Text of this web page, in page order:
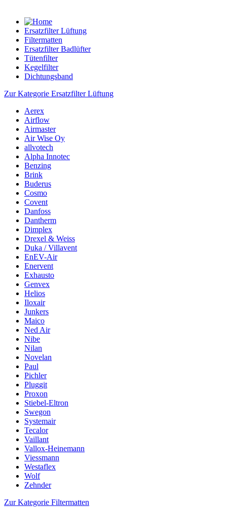
Ersatzfilter Lüftung
Filtermatten
Ersatzfilter Badlüfter
Tütenfilter
Kegelfilter
Dichtungsband
Zur Kategorie Ersatzfilter Lüftung
Aerex
Airflow
Airmaster
Air Wise Oy
allvotech
Alpha Innotec
Benzing
Brink
Buderus
Cosmo
Covent
Danfoss
Dantherm
Dimplex
Drexel & Weiss
Duka / Villavent
EnEV-Air
Enervent
Exhausto
Genvex
Helios
Iloxair
Junkers
Maico
Ned Air
Nibe
Nilan
Novelan
Paul
Pichler
Pluggit
Proxon
Stiebel-Eltron
Swegon
Systemair
Tecalor
Vaillant
Vallox-Heinemann
Viessmann
Westaflex
Wolf
Zehnder
Zur Kategorie Filtermatten